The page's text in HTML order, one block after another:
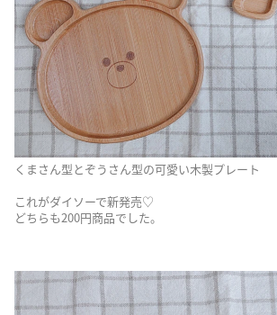
くまさん型とぞうさん型の可愛い木製プレート
これがダイソーで新発売♡
どちらも200円商品でした。